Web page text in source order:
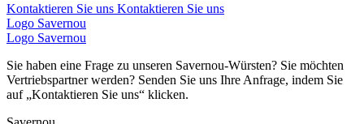
Kontaktieren Sie uns Kontaktieren Sie uns
Logo Savernou
Logo Savernou
Sie haben eine Frage zu unseren Savernou-Würsten? Sie möchten
Vertriebspartner werden? Senden Sie uns Ihre Anfrage, indem Sie
auf „Kontaktieren Sie uns“ klicken.